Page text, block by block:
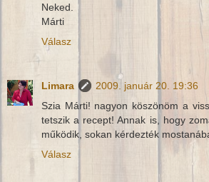
Neked.
Márti
Válasz
Limara
2009. január 20. 19:36
Szia Márti! nagyon köszönöm a
tetszik a recept! Annak is, hogy
működik, sokan kérdezték
Válasz